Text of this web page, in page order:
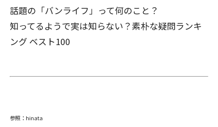
話題の「バンライフ」って何のこと？
知ってるようで実は知らない？素朴な疑問ランキ
ング ベスト100
参照： hinata